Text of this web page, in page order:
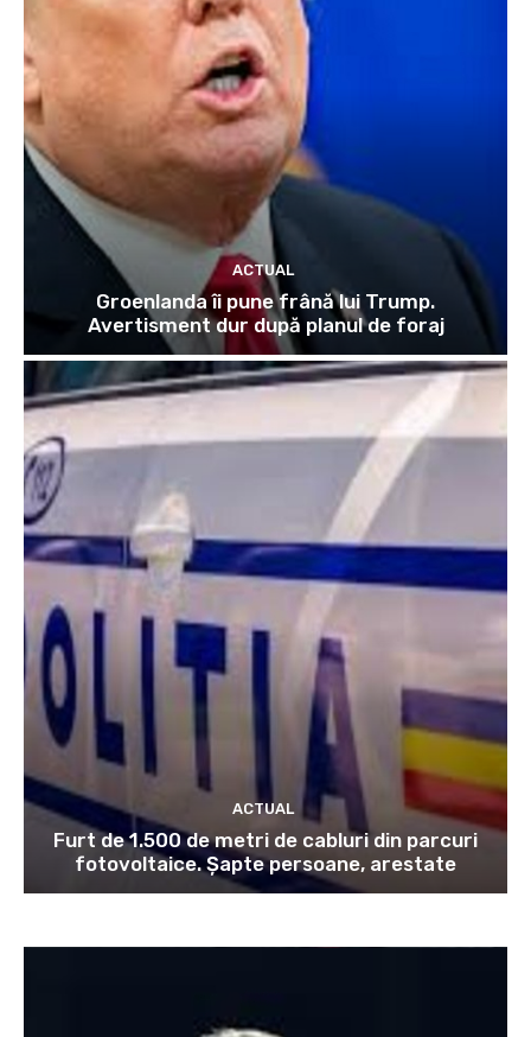
ACTUAL
Groenlanda îi pune frână lui Trump.
Avertisment dur după planul de foraj
ACTUAL
Furt de 1.500 de metri de cabluri din parcuri
fotovoltaice. Șapte persoane, arestate